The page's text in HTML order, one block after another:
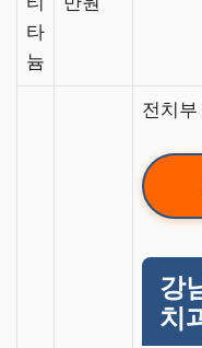
타
늄
전치
강
치